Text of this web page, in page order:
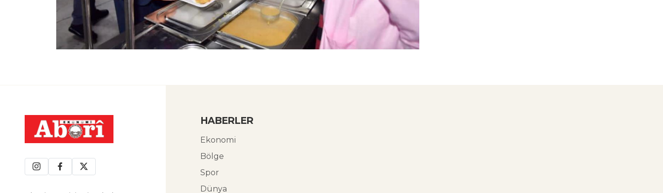
HABERLER
Ekonomi
Bölge
Spor
Dünya